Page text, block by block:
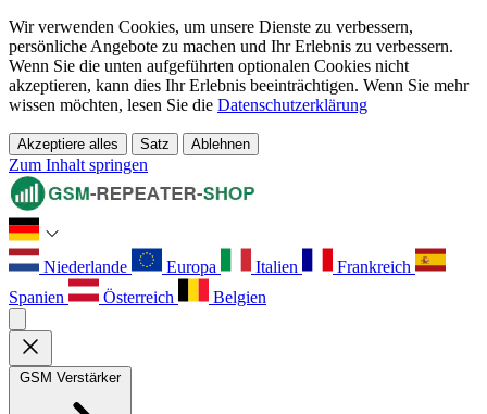
Wir verwenden Cookies, um unsere Dienste zu verbessern,
persönliche Angebote zu machen und Ihr Erlebnis zu verbessern.
Wenn Sie die unten aufgeführten optionalen Cookies nicht
akzeptieren, kann dies Ihr Erlebnis beeinträchtigen. Wenn Sie mehr
wissen möchten, lesen Sie die Datenschutzerklärung
Akzeptiere alles Satz Ablehnen
Zum Inhalt springen
Niederlande Europa Italien
Frankreich
Spanien
Österreich Belgien
GSM Verstärker